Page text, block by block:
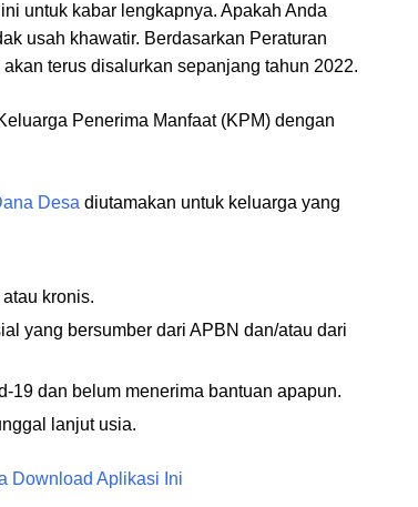
untuk kabar lengkapnya. Apakah Anda
usah khawatir. Berdasarkan Peraturan
terus disalurkan sepanjang tahun 2022.
Penerima Manfaat (KPM) dengan
Desa diutamakan untuk keluarga yang
kronis.
yang bersumber dari APBN dan/atau dari
19 dan belum menerima bantuan apapun.
lanjut usia.
Download Aplikasi Ini